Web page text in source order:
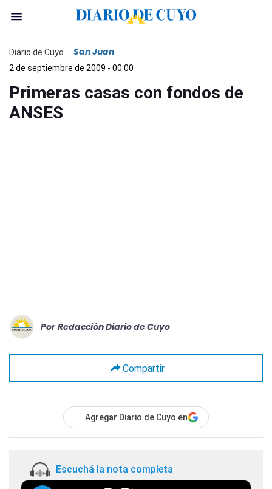
Diario de Cuyo San Juan
2 de septiembre de 2009 - 00:00
Primeras casas con fondos de
ANSES
Por Redacción Diario de Cuyo
Compartir
Agregar Diario de Cuyo en
Escuchá la nota completa